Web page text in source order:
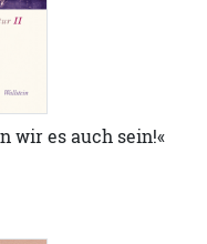
wir es auch sein!«